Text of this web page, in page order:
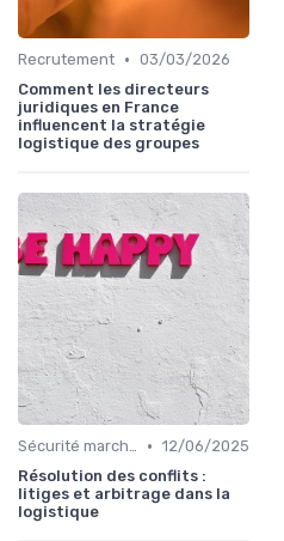
Recrutement • 03/03/2026
Comment les directeurs
juridiques en France
influencent la stratégie
logistique des groupes
Sécurité marchandises • 12/06/2025
Résolution des conflits :
litiges et arbitrage dans la
logistique